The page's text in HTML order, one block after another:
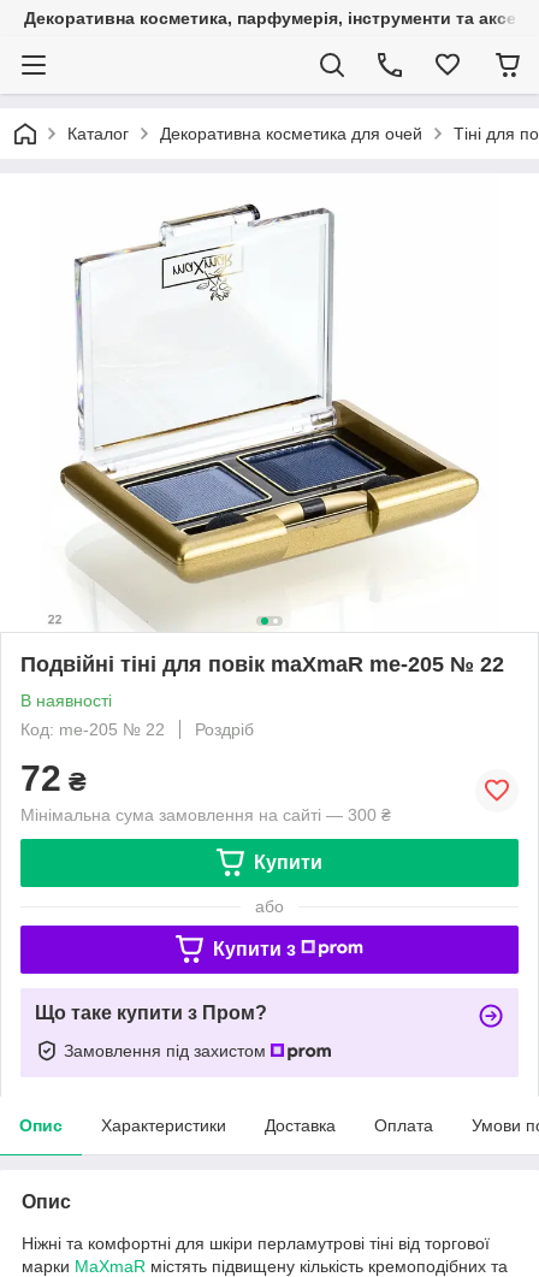
Декоративна косметика, парфумерія, інструменти та
Каталог Декоративна косметика для очей Тіні для
Подвійні тіні для повік maXmaR me-205 № 22
В наявності
Код: me-205 № 22
Роздріб
72 ₴
Мінімальна сума замовлення на сайті — 300 ₴
Купити
або
Купити з
Що таке купити з Пром?
Замовлення під захистом
Опис Характеристики Доставка Оплата Умови
Опис
Ніжні та комфортні для шкіри перламутрові тіні від торгової
марки MaXmaR містять підвищену кількість кремоподібних та